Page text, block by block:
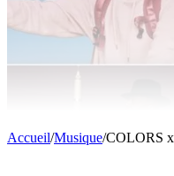
Accueil/Musique/COLORS